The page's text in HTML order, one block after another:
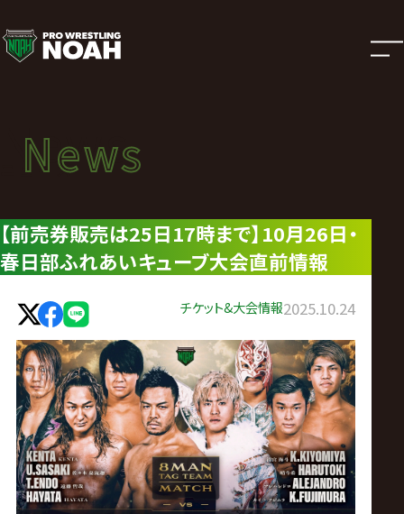
ニ
ュ
ー
ス
|
プ
ロ
レ
ス
リ
News
ニュース
News
【前売券販売は25日17時まで】10月26日・
春日部ふれあいキューブ大会直前情報
チケット&大会情報2025.10.24